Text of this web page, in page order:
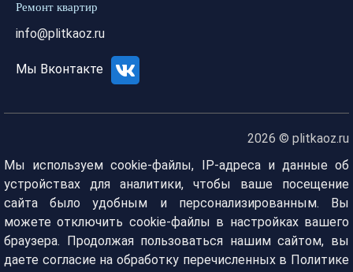
Ремонт квартир
info@plitkaoz.ru
Мы Вконтакте
2026 © plitkaoz.ru
Мы используем cookie-файлы, IP-адреса и данные об
устройствах для аналитики, чтобы ваше посещение
сайта было удобным и персонализированным. Вы
можете отключить cookie-файлы в настройках вашего
браузера. Продолжая пользоваться нашим сайтом, вы
даете согласие на обработку перечисленных в Политике